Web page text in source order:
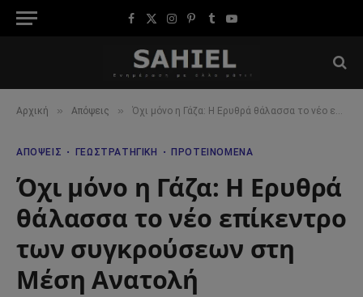
Facebook
X
Instagram
Pinterest
TumblrYouTube
Αρχική » Απόψεις » Όχι μόνο η Γάζα: Η Ερυθρά θάλασσα το νέο επίκεντρο των συγκρούσεων στη Μέση Ανατολή
ΑΠΌΨΕΙΣ ΓΕΩΣΤΡΑΤΗΓΙΚΉ ΠΡΟΤΕΙΝΌΜΕΝΑ
Όχι μόνο η Γάζα: Η Ερυθρά
θάλασσα το νέο επίκεντρο
των συγκρούσεων στη
Μέση Ανατολή